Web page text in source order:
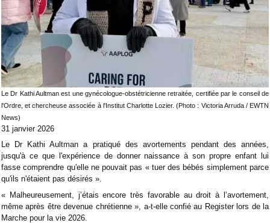
Le Dr Kathi Aultman est une gynécologue-obstétricienne retraitée, certifiée par le conseil de
l'Ordre, et chercheuse associée à l'Institut Charlotte Lozier. (Photo : Victoria Arruda / EWTN
News)
31 janvier 2026
Le Dr Kathi Aultman a pratiqué des avortements pendant des années,
jusqu'à ce que l'expérience de donner naissance à son propre enfant lui
fasse comprendre qu'elle ne pouvait pas « tuer des bébés simplement parce
qu'ils n'étaient pas désirés ».
« Malheureusement, j’étais encore très favorable au droit à l’avortement,
même après être devenue chrétienne », a-t-elle confié au Register lors de la
Marche pour la vie 2026.